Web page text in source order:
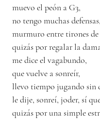
muevo el peón a G3,
no tengo muchas defensas,
murmuro entre tirones de
quizás por regalar la
me dice el vagabundo,
que vuelve a sonreír,
llevo tiempo jugando sin
le dije, sonreí, joder, sí
quizás por una simple